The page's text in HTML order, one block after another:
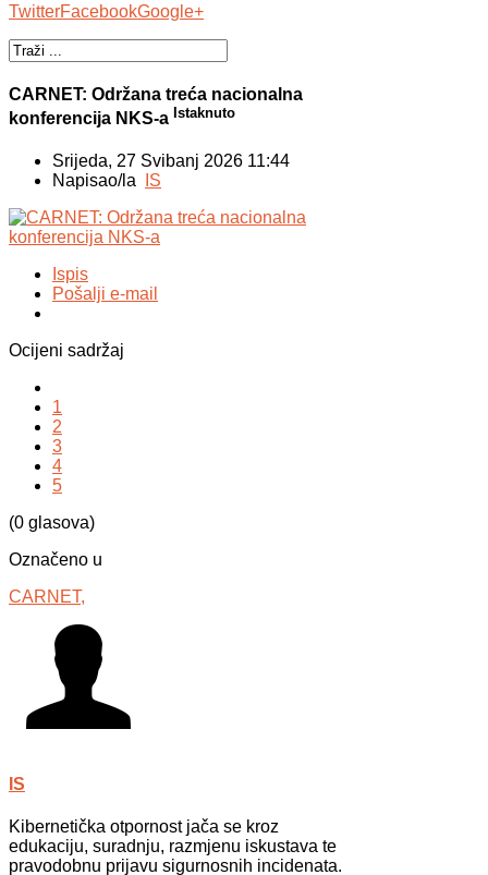
TwitterFacebookGoogle+
CARNET: Održana treća nacionalna
konferencija NKS-a Istaknuto
Srijeda, 27 Svibanj 2026 11:44
Napisao/la
IS
Ispis
Pošalji e-mail
Ocijeni sadržaj
1
2
3
4
5
(0 glasova)
Označeno u
CARNET,
IS
Kibernetička otpornost jača se kroz
edukaciju, suradnju, razmjenu iskustava te
pravodobnu prijavu sigurnosnih incidenata.